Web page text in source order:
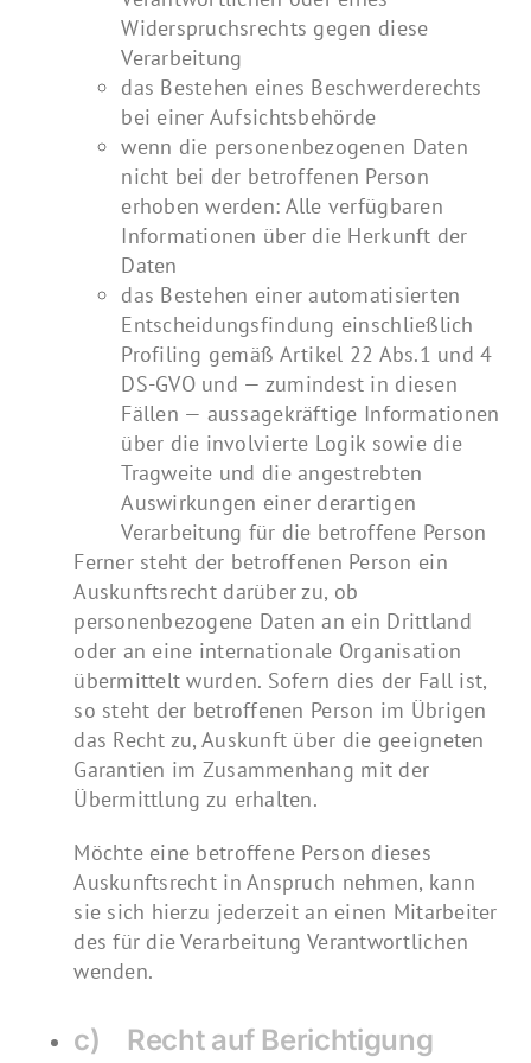
Widerspruchsrechts gegen diese
Verarbeitung
das Bestehen eines Beschwerderechts
bei einer Aufsichtsbehörde
wenn die personenbezogenen Daten
nicht bei der betroffenen Person
erhoben werden: Alle verfügbaren
Informationen über die Herkunft der
Daten
das Bestehen einer automatisierten
Entscheidungsfindung einschließlich
Profiling gemäß Artikel 22 Abs.1 und 4
DS-GVO und — zumindest in diesen
Fällen — aussagekräftige Informationen
über die involvierte Logik sowie die
Tragweite und die angestrebten
Auswirkungen einer derartigen
Verarbeitung für die betroffene Person
Ferner steht der betroffenen Person ein
Auskunftsrecht darüber zu, ob
personenbezogene Daten an ein Drittland
oder an eine internationale Organisation
übermittelt wurden. Sofern dies der Fall ist,
so steht der betroffenen Person im Übrigen
das Recht zu, Auskunft über die geeigneten
Garantien im Zusammenhang mit der
Übermittlung zu erhalten.
Möchte eine betroffene Person dieses
Auskunftsrecht in Anspruch nehmen, kann
sie sich hierzu jederzeit an einen Mitarbeiter
des für die Verarbeitung Verantwortlichen
wenden.
c) Recht auf Berichtigung